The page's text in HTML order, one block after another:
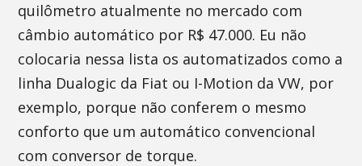
quilômetro atualmente no mercado com
câmbio automático por R$ 47.000. Eu não
colocaria nessa lista os automatizados como a
linha Dualogic da Fiat ou I-Motion da VW, por
exemplo, porque não conferem o mesmo
conforto que um automático convencional
com conversor de torque.